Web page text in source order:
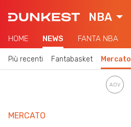
NBA
HOME NEWS FANTA NBA
Più recenti Fantabasket Mercato
MERCATO